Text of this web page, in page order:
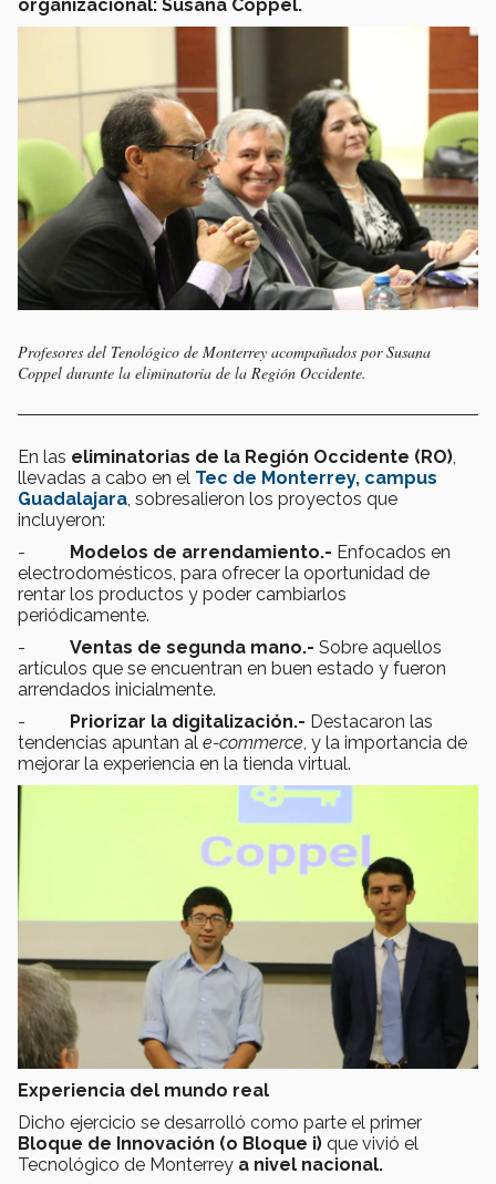
organizacional: Susana Coppel.
Profesores del Tenológico de Monterrey acompañados por Susana
Coppel durante la eliminatoria de la Región Occidente.
En las eliminatorias de la Región Occidente (RO)
llevadas a cabo en el Tec de Monterrey, campus
Guadalajara , sobresalieron los proyectos que
incluyeron:
- Modelos de arrendamiento.- Enfocados en
electrodomésticos, para ofrecer la oportunidad de
rentar los productos y poder cambiarlos
periódicamente.
- Ventas de segunda mano.- Sobre aquellos
artículos que se encuentran en buen estado y fueron
arrendados inicialmente.
- Priorizar la digitalización.- Destacaron las
tendencias apuntan al e-commerce , y la importancia de
mejorar la experiencia en la tienda virtual.
Experiencia del mundo real
Dicho ejercicio se desarrolló como parte el primer
Bloque de Innovación (o Bloque i) que vivió el
Tecnológico de Monterrey a nivel nacional.